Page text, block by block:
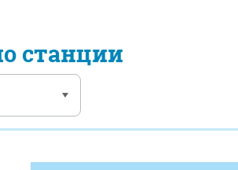
станции